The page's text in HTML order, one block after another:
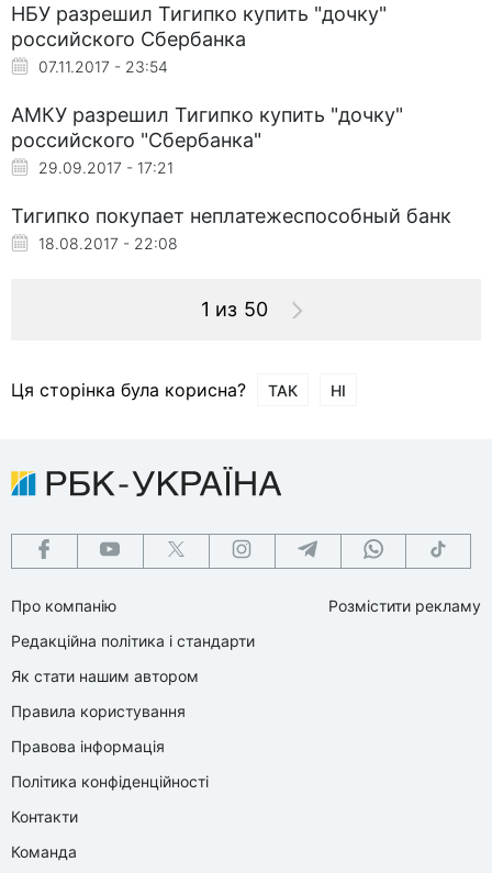
НБУ разрешил Тигипко купить "дочку"
российского Сбербанка
07.11.2017 - 23:54
АМКУ разрешил Тигипко купить "дочку"
российского "Сбербанка"
29.09.2017 - 17:21
Тигипко покупает неплатежеспособный банк
18.08.2017 - 22:08
1 из 50
Ця сторінка була корисна? ТАК НІ
Про компанію
Редакційна політика і стандарти
Як стати нашим автором
Правила користування
Правова інформація
Політика конфіденційності
Контакти
Команда
Розмістити рекламу